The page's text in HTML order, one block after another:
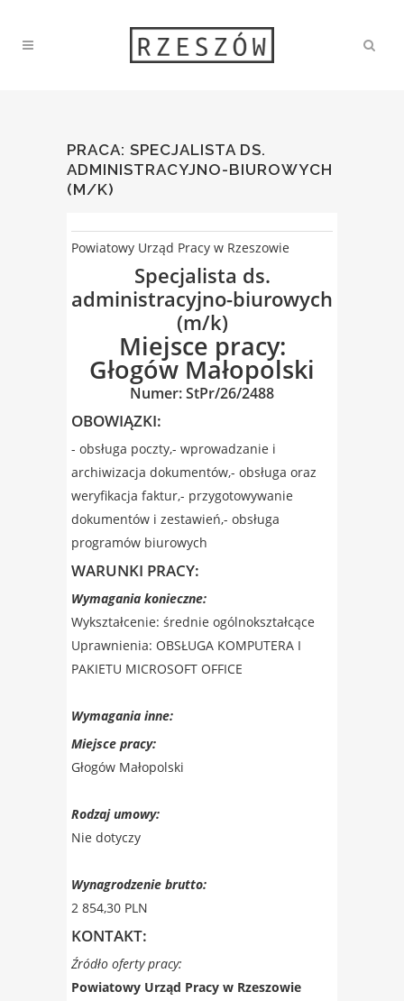
PRACA: SPECJALISTA DS.
ADMINISTRACYJNO-BIUROWYCH
(M/K)
Powiatowy Urząd Pracy w Rzeszowie
Specjalista ds.
administracyjno-biurowych
(m/k)
Miejsce pracy:
Głogów Małopolski
Numer: StPr/26/2488
OBOWIĄZKI:
- obsługa poczty,- wprowadzanie i
archiwizacja dokumentów,- obsługa oraz
weryfikacja faktur,- przygotowywanie
dokumentów i zestawień,- obsługa
programów biurowych
WARUNKI PRACY:
Wymagania konieczne:
Wykształcenie: średnie ogólnokształcące
Uprawnienia: OBSŁUGA KOMPUTERA I
PAKIETU MICROSOFT OFFICE
Wymagania inne:
Miejsce pracy:
Głogów Małopolski
Rodzaj umowy:
Nie dotyczy
Wynagrodzenie brutto:
2 854,30 PLN
KONTAKT:
Źródło oferty pracy:
Powiatowy Urząd Pracy w Rzeszowie